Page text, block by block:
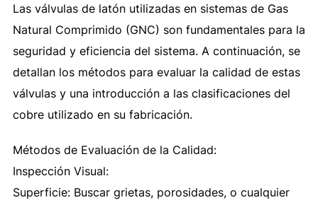
Las válvulas de latón utilizadas en sistemas de Gas
Natural Comprimido (GNC) son fundamentales para la
seguridad y eficiencia del sistema. A continuación, se
detallan los métodos para evaluar la calidad de estas
válvulas y una introducción a las clasificaciones del
cobre utilizado en su fabricación.
Métodos de Evaluación de la Calidad:
Inspección Visual:
Superficie: Buscar grietas, porosidades, o cualquier